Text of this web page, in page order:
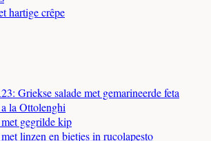
hartige crêpe
Griekse salade met gemarineerde feta
la Ottolenghi
gegrilde kip
linzen en bietjes in rucolapesto